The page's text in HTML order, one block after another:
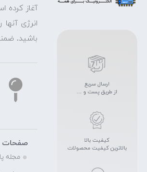
ارسال سریع
از طریق پست و …
کیفیت بالا
بالاترین کیفیت محصولات
آغاز کرده
انرژی
باشید.
صفحات
مجله